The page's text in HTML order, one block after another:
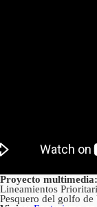
Proyecto multimedia:
Lineamientos
Pesquero del golfo